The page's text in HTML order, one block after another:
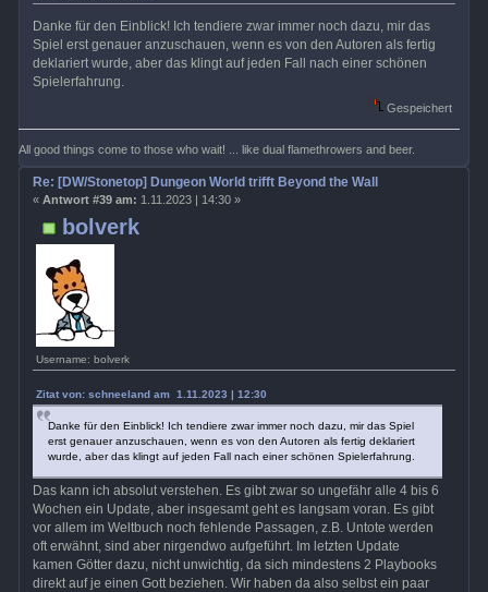
Danke für den Einblick! Ich tendiere zwar immer noch dazu, mir das
Spiel erst genauer anzuschauen, wenn es von den Autoren als fertig
deklariert wurde, aber das klingt auf jeden Fall nach einer schönen
Spielerfahrung.
Gespeichert
All good things come to those who wait! ... like dual flamethrowers and beer.
bolverk
Username: bolverk
Re: [DW/Stonetop] Dungeon World trifft Beyond the Wall
« Antwort #39 am: 1.11.2023 | 14:30 »
Zitat von: schneeland am 1.11.2023 | 12:30
Danke für den Einblick! Ich tendiere zwar immer noch dazu, mir das Spiel
erst genauer anzuschauen, wenn es von den Autoren als fertig deklariert
wurde, aber das klingt auf jeden Fall nach einer schönen Spielerfahrung.
Das kann ich absolut verstehen. Es gibt zwar so ungefähr alle 4 bis 6
Wochen ein Update, aber insgesamt geht es langsam voran. Es gibt
vor allem im Weltbuch noch fehlende Passagen, z.B. Untote werden
oft erwähnt, sind aber nirgendwo aufgeführt. Im letzten Update
kamen Götter dazu, nicht unwichtig, da sich mindestens 2 Playbooks
direkt auf je einen Gott beziehen. Wir haben da also selbst ein paar